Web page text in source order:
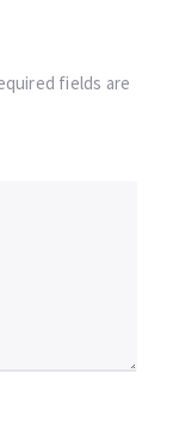
fields are